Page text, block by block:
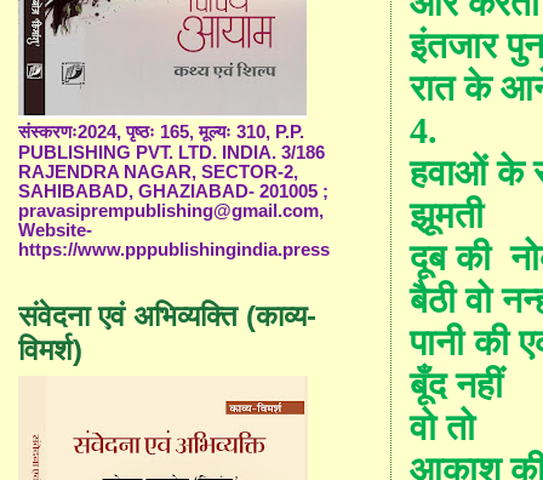
इंतजार
रात के
4.
हवाओं के
झूमती
दूब की
बैठी वो
पानी की
बूँद नहीं
वो तो
आकाश
संस्करणः2024, पृष्ठः 165, मूल्यः 310, P.P.
PUBLISHING PVT. LTD. INDIA. 3/186
RAJENDRA NAGAR, SECTOR-2,
SAHIBABAD, GHAZIABAD- 201005 ;
pravasiprempublishing@gmail.com,
Website-
https://www.pppublishingindia.press
संवेदना एवं अभिव्यक्ति (काव्य-
विमर्श)